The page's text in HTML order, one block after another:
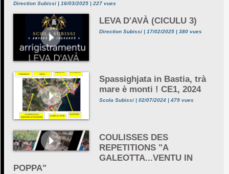
Direction Subissi | 16/03/2025 | 227 vues
LEVA D'AVÀ (CICULU 3)
Direction Subissi | 17/02/2025 | 380 vues
Spassighjata in Bastia, trà
mare è monti ! CE1, 2024
Scola Subissi | 02/07/2024 | 479 vues
COULISSES DES
REPETITIONS "A
GALEOTTA...VENTU IN
POPPA"